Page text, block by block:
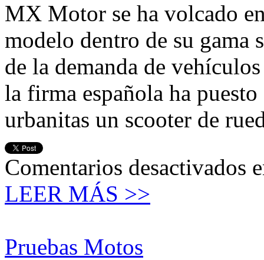
MX Motor se ha volcado
modelo dentro de su gama
de la demanda de
la firma española ha
urbanitas un scooter de
Comentarios desactivados
LEER MÁS >>
Pruebas Motos